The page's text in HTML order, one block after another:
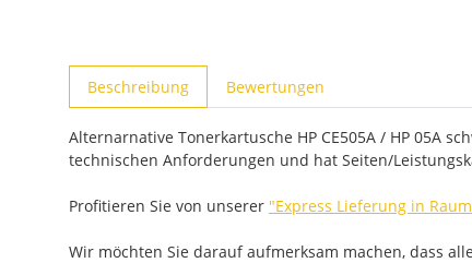
weitere Registerkarten anzeigen
Beschreibung Bewertungen
Alternarnative Tonerkartusche HP CE505A / HP 05A
technischen Anforderungen und hat Seiten/
Profitieren Sie von unserer "Express Lieferung in
Wir möchten Sie darauf aufmerksam machen, dass